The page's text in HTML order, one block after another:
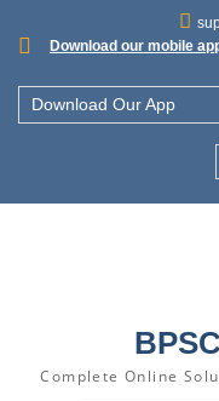
Download our mobile
Download Our App
Complete Online